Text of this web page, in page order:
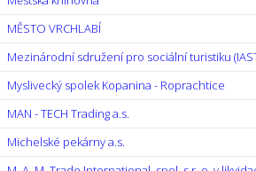
MĚSTO VRCHLABÍ
Mezinárodní sdružení pro sociální turistiku
Myslivecký spolek Kopanina - Roprachtice
MAN - TECH Trading a.s.
Michelské pekárny a.s.